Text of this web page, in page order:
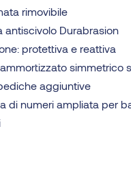
rimovibile
antiscivolo Durabrasion
protettiva e reattiva
simmetrico
aggiuntive
di numeri ampliata per